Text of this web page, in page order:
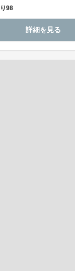
98
詳細を見る